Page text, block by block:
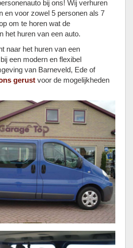
bij ons! Wij verhuren
en voor zowel 5 personen als 7
om te horen wat de
het huren van een auto.
naar het huren van een
een modern en flexibel
van Barneveld, Ede of
gerust voor de mogelijkheden